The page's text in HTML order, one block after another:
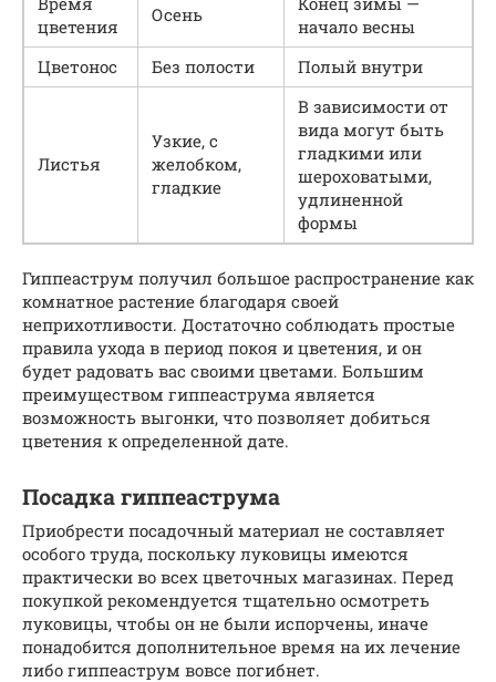
цветения
Осень
начало весны
Цветонос
Без полости Полый внутри
Листья
Узкие, с
желобком,
гладкие
В зависимости от
вида могут быть
гладкими или
шероховатыми,
удлиненной
формы
Гиппеаструм получил большое распространение как
комнатное растение благодаря своей
неприхотливости. Достаточно соблюдать простые
правила ухода в период покоя и цветения, и он
будет радовать вас своими цветами. Большим
преимуществом гиппеаструма является
возможность выгонки, что позволяет добиться
цветения к определенной дате.
Посадка гиппеаструма
Приобрести посадочный материал не составляет
особого труда, поскольку луковицы имеются
практически во всех цветочных магазинах. Перед
покупкой рекомендуется тщательно осмотреть
луковицы, чтобы он не были испорчены, иначе
понадобится дополнительное время на их лечение
либо гиппеаструм вовсе погибнет.